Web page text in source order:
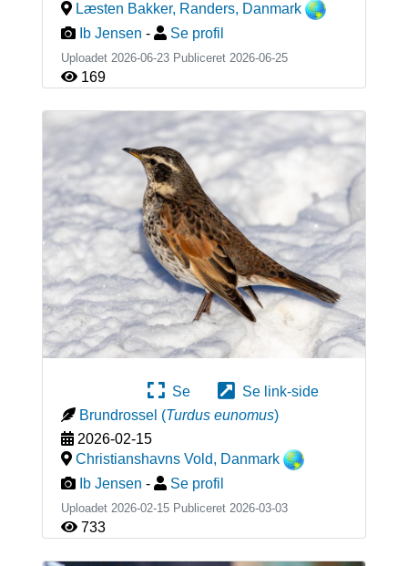
Læsten Bakker, Randers, Danmark
Ib Jensen - Se profil
Uploadet 2026-06-23 Publiceret 2026-06-25
169
Se
Se link-side
Brundrossel (Turdus eunomus)
2026-02-15
Christianshavns Vold, Danmark
Ib Jensen - Se profil
Uploadet 2026-02-15 Publiceret 2026-03-03
733